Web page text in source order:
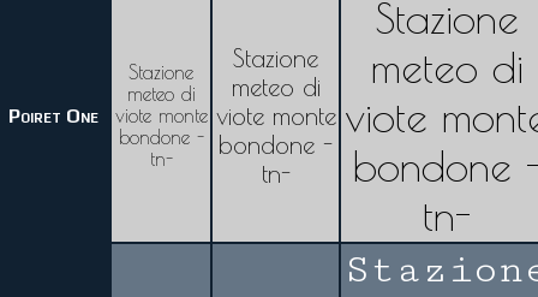
Poiret One
Stazione
meteo di
viote monte
bondone -
tn-
Stazione
meteo di
viote monte
bondone -
tn-
Stazione
meteo di
viote
bondone
tn-